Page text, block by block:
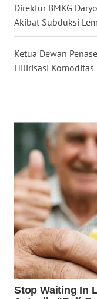
Direktur BMKG
Akibat Subduksi
Ketua Dewan
Hilirisasi
WN
LAMPUNG
WN
JATENG
JOGJA
WN
JATIM
WN
BALI
WN
KALBAR